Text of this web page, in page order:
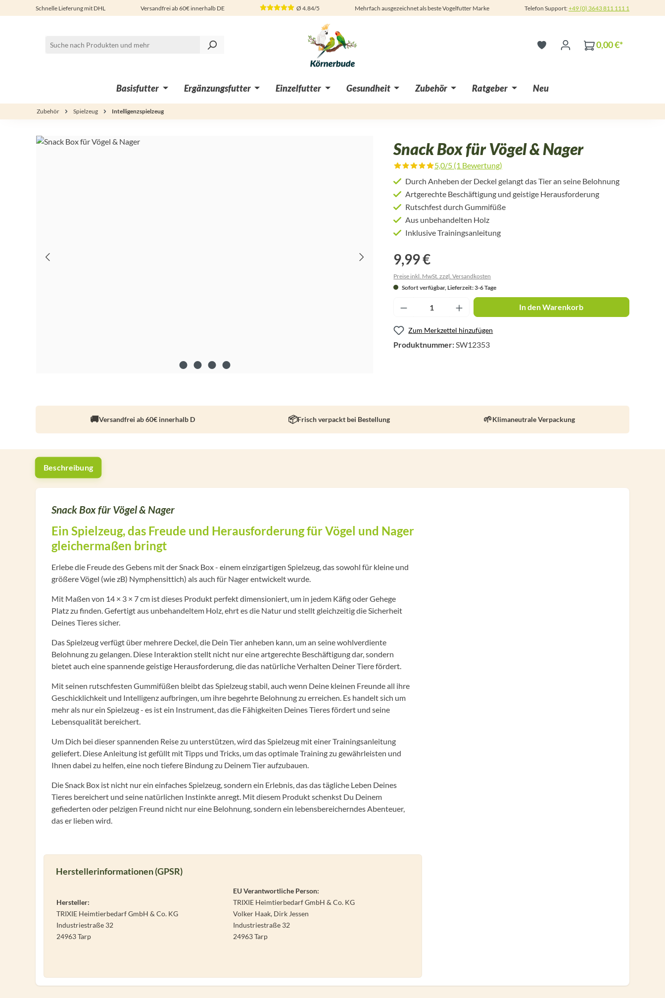
Hauptinhalt springen
Zur Suche springen
Zur Hauptnavigation springen
Schnelle Lieferung mit DHL Versandfrei ab 60€ innerhalb DE Ø 4.84/5 Mehrfach ausgezeichnet als beste Vogelfutter Marke Telefon Support:+49 (0) 3643 811 111 1
0,00 €*
Basisfutter Ergänzungsfutter Einzelfutter Gesundheit Zubehör Ratgeber Neu
Zubehör Spielzeug Intelligenzspielzeug
Bildergalerie überspringen Snack Box für Vögel & Nager
Durchschnittliche Bewertung von 5 von 5 Sternen
5,0/5 (1 Bewertung)
Durch Anheben der Deckel gelangt das Tier an seine Belohnung
Artgerechte Beschäftigung und geistige Herausforderung
Rutschfest durch Gummifüße
Aus unbehandelten Holz
Inklusive Trainingsanleitung
9,99 €
Preise inkl. MwSt. zzgl. Versandkosten
Sofort verfügbar, Lieferzeit: 3-6 Tage
Produkt Anzahl: Gib den gewünschten Wert ein
In den Warenkorb
Zum Merkzettel hinzufügen
Produktnummer:SW12353
Versandfrei ab 60€ innerhalb D Frisch verpackt bei Bestellung Klimaneutrale Verpackung
Beschreibung
Snack Box für Vögel & Nager
Ein Spielzeug, das Freude und Herausforderung für Vögel und Nager
gleichermaßen bringt
Erlebe die Freude des Gebens mit der Snack Box - einem einzigartigen Spielzeug, das sowohl für kleine und
größere Vögel (wie zB) Nymphensittich) als auch für Nager entwickelt wurde.
Mit Maßen von 14 × 3 × 7 cm ist dieses Produkt perfekt dimensioniert, um in jedem Käfig oder Gehege
Platz zu finden. Gefertigt aus unbehandeltem Holz, ehrt es die Natur und stellt gleichzeitig die Sicherheit
Deines Tieres sicher.
Das Spielzeug verfügt über mehrere Deckel, die Dein Tier anheben kann, um an seine wohlverdiente
Belohnung zu gelangen. Diese Interaktion stellt nicht nur eine artgerechte Beschäftigung dar, sondern
bietet auch eine spannende geistige Herausforderung, die das natürliche Verhalten Deiner Tiere fördert.
Mit seinen rutschfesten Gummifüßen bleibt das Spielzeug stabil, auch wenn Deine kleinen Freunde all ihre
Geschicklichkeit und Intelligenz aufbringen, um ihre begehrte Belohnung zu erreichen. Es handelt sich um
mehr als nur ein Spielzeug - es ist ein Instrument, das die Fähigkeiten Deines Tieres fördert und seine
Lebensqualität bereichert.
Um Dich bei dieser spannenden Reise zu unterstützen, wird das Spielzeug mit einer Trainingsanleitung
geliefert. Diese Anleitung ist gefüllt mit Tipps und Tricks, um das optimale Training zu gewährleisten und
Ihnen dabei zu helfen, eine noch tiefere Bindung zu Deinem Tier aufzubauen.
Die Snack Box ist nicht nur ein einfaches Spielzeug, sondern ein Erlebnis, das das tägliche Leben Deines
Tieres bereichert und seine natürlichen Instinkte anregt. Mit diesem Produkt schenkst Du Deinem
gefiederten oder pelzigen Freund nicht nur eine Belohnung, sondern ein lebensbereicherndes Abenteuer,
das er lieben wird.
Herstellerinformationen (GPSR)
Hersteller:
TRIXIE Heimtierbedarf GmbH & Co. KG
Industriestraße 32
24963 Tarp
EU Verantwortliche Person:
TRIXIE Heimtierbedarf GmbH & Co. KG
Volker Haak, Dirk Jessen
Industriestraße 32
24963 Tarp